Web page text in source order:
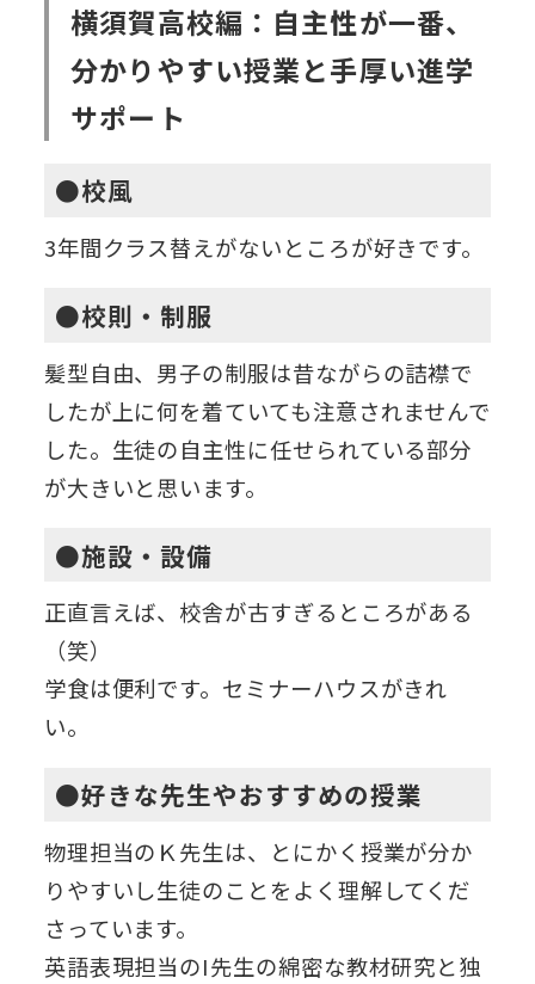
横須賀高校編：自主性が一番、
分かりやすい授業と手厚い進学
サポート
●校風
3年間クラス替えがないところが好きです。
●校則・制服
髪型自由、男子の制服は昔ながらの詰襟で
したが上に何を着ていても注意されませんで
した。生徒の自主性に任せられている部分
が大きいと思います。
●施設・設備
正直言えば、校舎が古すぎるところがある
（笑）
学食は便利です。セミナーハウスがきれ
い。
●好きな先生やおすすめの授業
物理担当のＫ先生は、とにかく授業が分か
りやすいし生徒のことをよく理解してくだ
さっています。
英語表現担当のI先生の綿密な教材研究と独